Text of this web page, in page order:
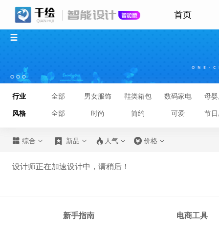
首页
行业 全部 男女服饰 鞋类箱包 数码家电 母
风格 全部 时尚 简约 可爱 节
 综合   新品   人气   价格 
设计师正在加速设计中，请稍后！
新手指南 电商工具